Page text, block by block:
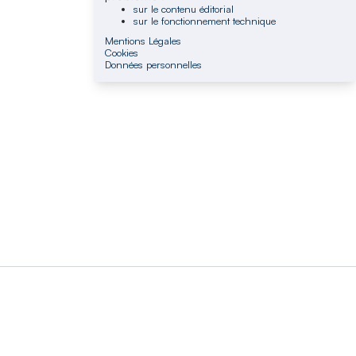
sur le contenu éditorial
sur le fonctionnement technique
Mentions Légales
Cookies
Données personnelles